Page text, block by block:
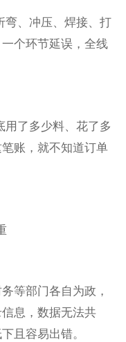
、冲压、焊接、打
个环节延误，全线
了多少料、花了多
账，就不知道订单
等部门各自为政，
息，数据无法共
且容易出错。